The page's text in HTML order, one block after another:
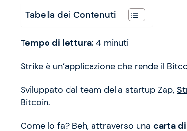
Tabella dei Contenuti
Tempo di lettura: 4 minuti
Strike è un’applicazione che rende il
Sviluppato dal team della startup Zap,
Bitcoin.
Come lo fa? Beh, attraverso una carta